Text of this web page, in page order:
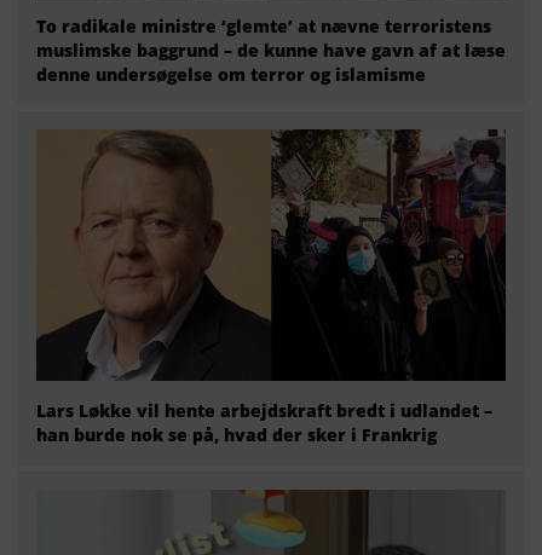
To radikale ministre ‘glemte’ at nævne terroristens
muslimske baggrund – de kunne have gavn af at læse
denne undersøgelse om terror og islamisme
Lars Løkke vil hente arbejdskraft bredt i udlandet –
han burde nok se på, hvad der sker i Frankrig